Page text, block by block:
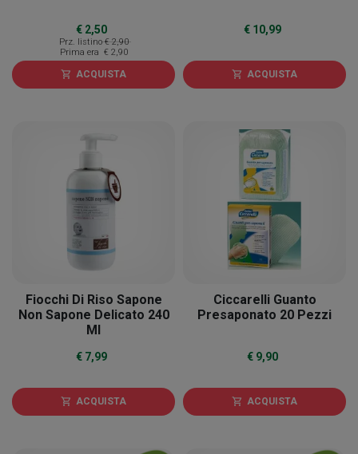
€ 2,50
Prz. listino € 2,90
Prima era € 2,90
shopping_cart ACQUISTA
€ 10,99
shopping_cart ACQUISTA
Fiocchi Di Riso Sapone
Non Sapone Delicato 240
Ml
€ 7,99
shopping_cart ACQUISTA
Ciccarelli Guanto
Presaponato 20 Pezzi
€ 9,90
shopping_cart ACQUISTA